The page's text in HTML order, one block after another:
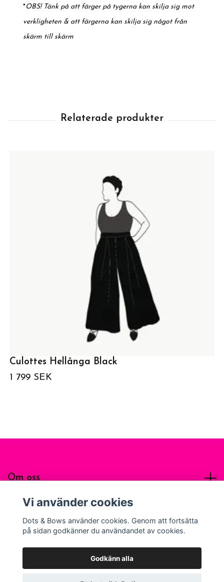
*OBS! Tänk på att färger på tygerna kan skilja sig mot
verkligheten & att färgerna kan skilja sig något från
skärm till skärm
Culottes Hellånga Black
1 799 SEK
Om oss
Sociala medier
© 2026 Dots & Bows Apparel
Vi använder cookies
Dots & Bows använder cookies. Genom att fortsätta
på sidan godkänner du användandet av cookies.
Godkänn alla